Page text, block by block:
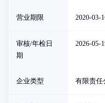
营业期限 2020-03-
审核/年检日
期
2026-05-
企业类型 有限责任